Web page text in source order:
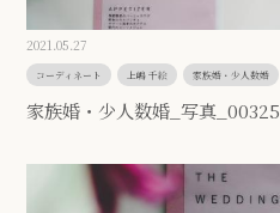
2021.05.27
コーディネート 上嶋 千絵 家族婚・少人数婚
家族婚・少人数婚_写真_00325